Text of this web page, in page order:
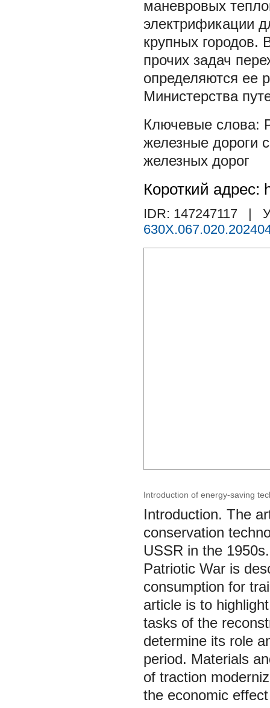
маневровых
электрификации
крупных городов.
прочих задач
определяются ее
Министерства
железные дороги
железных дорог
Короткий адрес:
IDR: 147247117
|
Introduction of energy-saving
Introduction. The
conservation
USSR in the
Patriotic War is
consumption for
article is to
tasks of the
determine its role
period. Materials
of traction
the economic